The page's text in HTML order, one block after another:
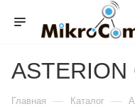
ASTERION
Главная — Каталог —